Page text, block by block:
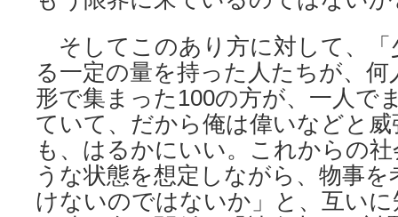
そしてこのあり方に対して、「
る一定の量を持った人たちが、
形で集まった100の方が、一人で
ていて、だから俺は偉いなどと
も、はるかにいい。これからの
うな状態を想定しながら、物事
けないのではないか」と、互い